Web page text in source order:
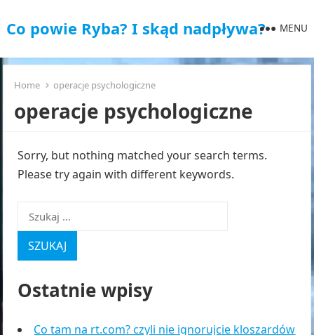
Co powie Ryba? I skąd nadpływa? MENU
Home operacje psychologiczne
operacje psychologiczne
Sorry, but nothing matched your search terms.
Please try again with different keywords.
Szukaj:
Ostatnie wpisy
Co tam na rt.com? czyli nie ignorujcie kloszardów